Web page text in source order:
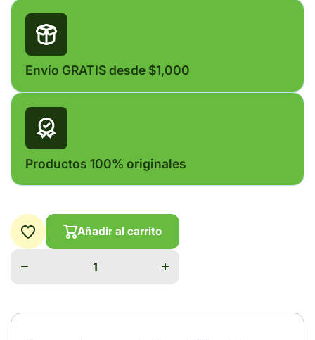
Envío GRATIS desde $1,000
Productos 100% originales
Disminuir
cantidad
para
Aumentar
cantidad
para
Añadir al carrito